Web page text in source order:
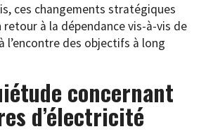
ces changements stratégiques
à la dépendance vis-à-vis de
l’encontre des objectifs à long
concernant
d’électricité